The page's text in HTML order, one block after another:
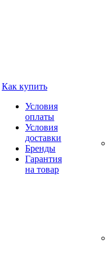
Как купить
Условия
оплаты
Условия
доставки
Бренды
Гарантия
на товар